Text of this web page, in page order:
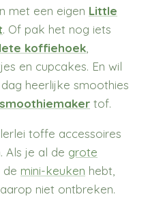
met een eigen Little
. Of pak het nog iets
koffiehoek
en cupcakes. En wil
heerlijke smoothies
tof.
toffe accessoires
Als je al de grote
de mini-keuken hebt,
niet ontbreken.